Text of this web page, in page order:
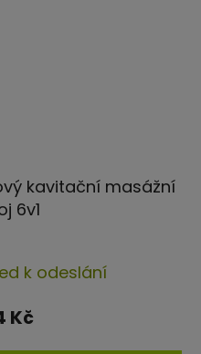
kavitační masážní
6v1
k odeslání
Kč